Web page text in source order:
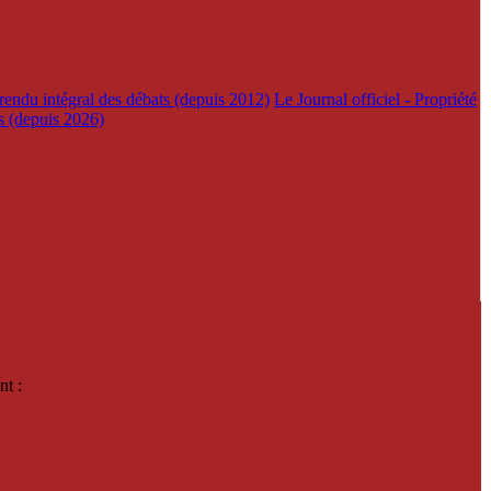
intégral des débats (depuis 2012) Le Journal officiel - Propriété
(depuis 2026)
: